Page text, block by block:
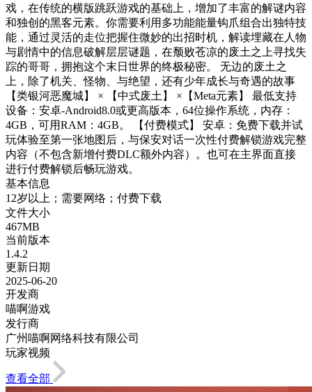
戏，在传统的横版跳跃游戏的基础上，增加了丰富的解谜内容
和独创的黑客元素。你需要利用多功能能量钩爪组合出独特技
能，通过灵活的走位把握住微妙的出招时机，解读埋藏在人物
与剧情中的信息破解层层谜题，在颓败苍凉的废土之上寻找失
踪的哥哥，拥抱这个末日世界的终极秘密。 无边的废土之
上，除了机关、怪物、与绝望，还有少年成长与奇遇的故事
【类银河恶魔城】 × 【中式废土】 ×【Meta元素】 最低支持
设备：安卓-Android8.0或更高版本，64位操作系统，内存：
4GB，可用RAM：4GB。 【付费模式】 安卓：免费下载并试
玩体验至第一张地图后，与保安对话一次性付费解锁游戏完整
内容（不包含新增付费DLC额外内容）。也可在主界面直接
进行付费解锁后畅玩游戏。
基本信息
12岁以上；需要网络；付费下载
文件大小
467MB
当前版本
1.4.2
更新日期
2025-06-20
开发商
喵啊游戏
发行商
广州喵啊网络科技有限公司
玩家视频
查看全部